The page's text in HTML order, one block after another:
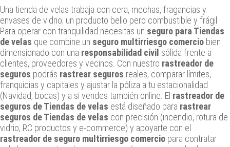
Una tienda de velas trabaja con cera, mechas, fragancias y
envases de vidrio; un producto bello pero combustible y frágil.
Para operar con tranquilidad necesitas un seguro para Tiendas
de velas que combine un seguro multirriesgo comercio bien
dimensionado con una responsabilidad civil sólida frente a
clientes, proveedores y vecinos. Con nuestro rastreador de
seguros podrás rastrear seguros reales, comparar límites,
franquicias y capitales y ajustar la póliza a tu estacionalidad
(Navidad, bodas) y a si vendes también online. El rastreador de
seguros de Tiendas de velas está diseñado para rastrear
seguros de Tiendas de velas con precisión (incendio, rotura de
vidrio, RC productos y e‑commerce) y apoyarte con el
rastreador de seguro multirriesgo comercio para contratar